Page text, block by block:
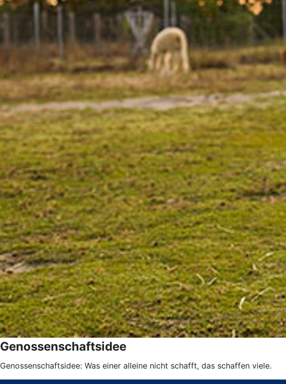
Genossenschaftsidee
Genossenschaftsidee: Was einer alleine nicht schafft, das schaffen viele.